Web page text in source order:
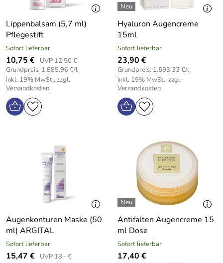
Lippenbalsam (5,7 ml)
Pflegestift
Sofort lieferbar
10,75 €
UVP 12,50 €
Grundpreis: 1.885,96 €/l
inkl. 19% MwSt., zzgl.
Versandkosten
Hyaluron Augencreme
15ml
Sofort lieferbar
23,90 €
Grundpreis: 1.593,33 €/l
inkl. 19% MwSt., zzgl.
Versandkosten
Augenkonturen Maske (50
ml) ARGITAL
Sofort lieferbar
15,47 €
UVP 18,- €
Antifalten Augencreme 15
ml Dose
Sofort lieferbar
17,40 €